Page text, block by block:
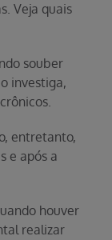
Veja quais
souber
investiga,
entretanto,
e após a
houver
realizar